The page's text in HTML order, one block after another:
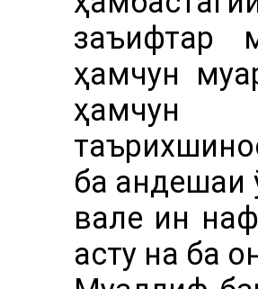
заъифтар
ҳамчун
ҳамчун
ба андешаи
вале ин
асту на ба